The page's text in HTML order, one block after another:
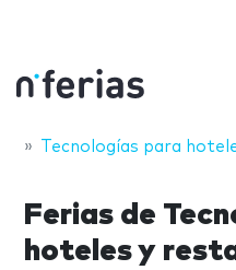
Tecnologías para
Ferias de
hoteles y